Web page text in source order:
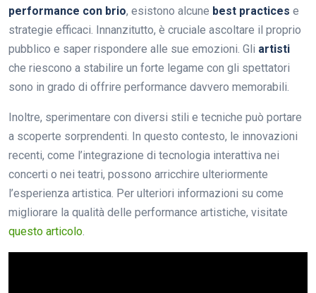
performance con brio, esistono alcune best practices e
strategie efficaci. Innanzitutto, è cruciale ascoltare il proprio
pubblico e saper rispondere alle sue emozioni. Gli artisti
che riescono a stabilire un forte legame con gli spettatori
sono in grado di offrire performance davvero memorabili.
Inoltre, sperimentare con diversi stili e tecniche può portare
a scoperte sorprendenti. In questo contesto, le innovazioni
recenti, come l’integrazione di tecnologia interattiva nei
concerti o nei teatri, possono arricchire ulteriormente
l’esperienza artistica. Per ulteriori informazioni su come
migliorare la qualità delle performance artistiche, visitate
questo articolo.